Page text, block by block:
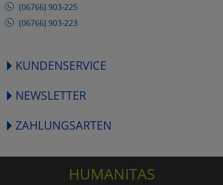
(06766) 903-225
(06766) 903-223
KUNDENSERVICE
NEWSLETTER
ZAHLUNGSARTEN
HUMANITAS